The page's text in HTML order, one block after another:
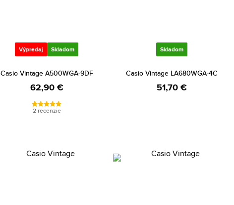
Výpredaj Skladom
Casio Vintage A500WGA-9DF
62,90 €
2 recenzie
Skladom
Casio Vintage LA680WGA-4C
51,70 €